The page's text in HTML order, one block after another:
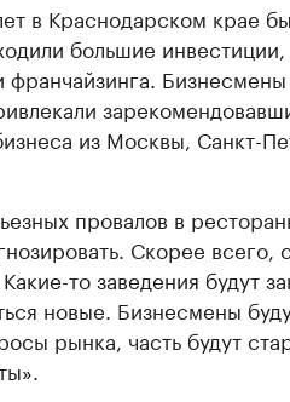
в Краснодарском крае
большие
Бизнесмены
из Москвы, Санкт-
провалов в
Скорее всего,
то заведения будут
новые. Бизнесмены
рынка, часть будут